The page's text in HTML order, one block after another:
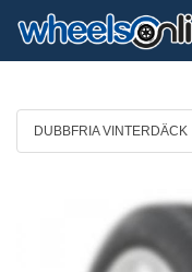
DUBBFRIA VINTERDÄCK